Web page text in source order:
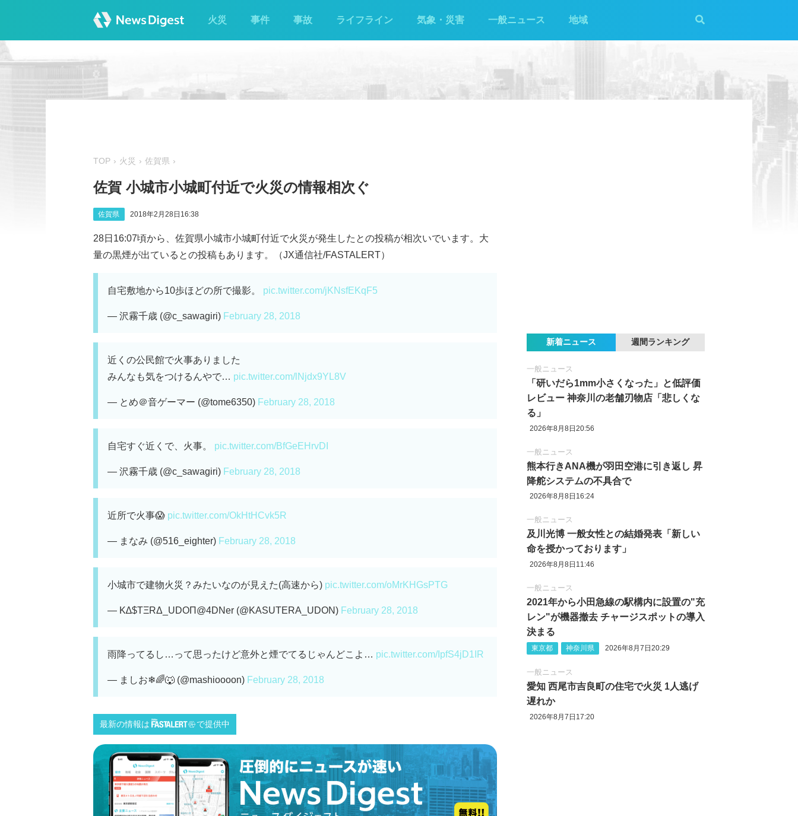
火災 事件 事故 ライフライン 気象・災害 一般ニュース 地域
TOP 火災 佐賀県
佐賀 小城市小城町付近で火災の情報相次ぐ
佐賀県 2018年2月28日16:38
28日16:07頃から、佐賀県小城市小城町付近で火災が発生したとの投稿が相次いでいます。大
量の黒煙が出ているとの投稿もあります。（JX通信社/FASTALERT）
自宅敷地から10歩ほどの所で撮影。 pic.twitter.com/jKNsfEKqF5
— 沢霧千歳 (@c_sawagiri) February 28, 2018
近くの公民館で火事ありました
みんなも気をつけるんやで… pic.twitter.com/lNjdx9YL8V
— とめ＠音ゲーマー (@tome6350) February 28, 2018
自宅すぐ近くで、火事。 pic.twitter.com/BfGeEHrvDI
— 沢霧千歳 (@c_sawagiri) February 28, 2018
近所で火事😱 pic.twitter.com/OkHtHCvk5R
— まなみ (@516_eighter) February 28, 2018
小城市で建物火災？みたいなのが見えた(高速から) pic.twitter.com/oMrKHGsPTG
— Κ∆$ΤΞRΔ_UDΟΠ@4DNer (@KASUTERA_UDON) February 28, 2018
雨降ってるし…って思ったけど意外と煙でてるじゃんどこよ… pic.twitter.com/IpfS4jD1IR
— ましお❄🌈🐺 (@mashioooon) February 28, 2018
最新の情報は で提供中
新着ニュース 週間ランキング
一般ニュース
「研いだら1mm小さくなった」と低評価
レビュー 神奈川の老舗刃物店「悲しくな
る」
2026年8月8日20:56
一般ニュース
熊本行きANA機が羽田空港に引き返し 昇
降舵システムの不具合で
2026年8月8日16:24
一般ニュース
及川光博 一般女性との結婚発表「新しい
命を授かっております」
2026年8月8日11:46
一般ニュース
2021年から小田急線の駅構内に設置の"充
レン"が機器撤去 チャージスポットの導入
決まる
東京都 神奈川県 2026年8月7日20:29
一般ニュース
愛知 西尾市吉良町の住宅で火災 1人逃げ
遅れか
2026年8月7日17:20